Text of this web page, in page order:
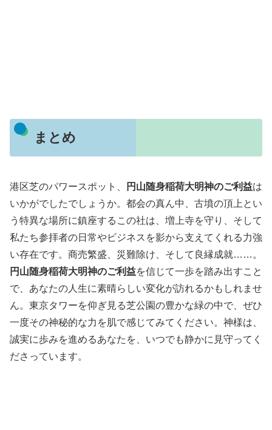
まとめ
港区芝のパワースポット、 円山随身稲荷大明神のご利益は
いかがでしたでしょうか。都会の真ん中、古墳の頂上とい
う特異な場所に鎮座するこの社は、増上寺を守り、そして
私たち参拝者の日常やビジネスを影から支えてくれる力強
い存在です。商売繁盛、災難除け、そして良縁成就……。
円山随身稲荷大明神のご利益を信じて一歩を踏み出すこと
で、あなたの人生に素晴らしい変化が訪れるかもしれませ
ん。東京タワーを仰ぎ見る芝公園の豊かな緑の中で、ぜひ
一度その神秘的な力を肌で感じてみてください。神様は、
誠実に歩みを進めるあなたを、いつでも静かに見守ってく
ださっています。